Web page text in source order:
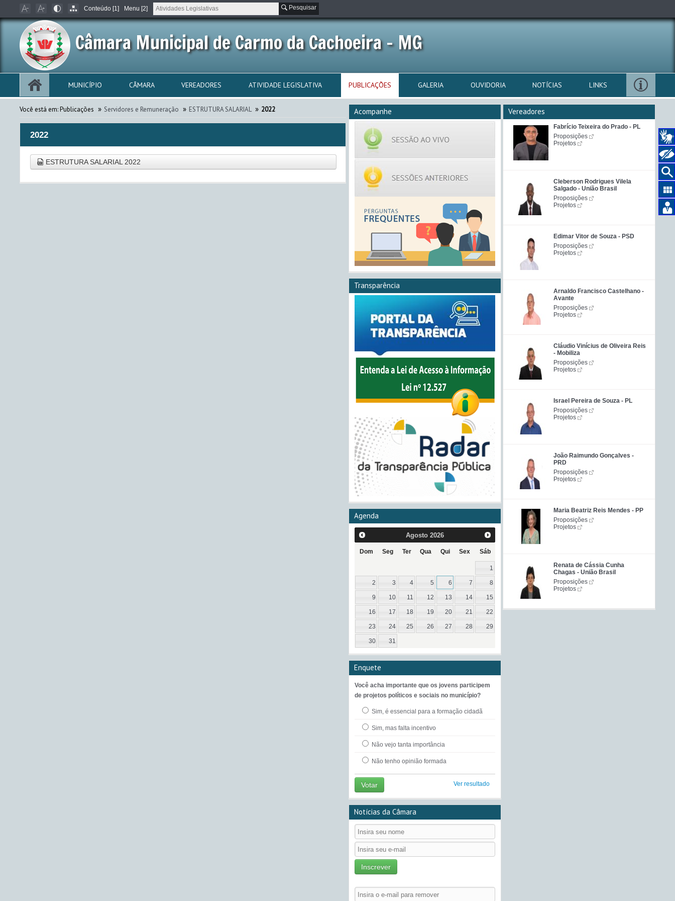
Conteúdo [1] Menu [2] Pesquisar
Câmara Municipal de Carmo da Cachoeira - MG
MUNICÍPIO CÂMARA VEREADORES ATIVIDADE LEGISLATIVA PUBLICAÇÕES GALERIA OUVIDORIA NOTÍCIAS LINKS
Você está em:Publicações » Servidores e Remuneração » ESTRUTURA SALARIAL » 2022
2022
ESTRUTURA SALARIAL 2022
Vereadores
Fabrício Teixeira do Prado - PL
Proposições
Projetos
Cleberson Rodrigues Vilela
Salgado - União Brasil
Proposições
Projetos
Edimar Vitor de Souza - PSD
Proposições
Projetos
Arnaldo Francisco Castelhano -
Avante
Proposições
Projetos
Cláudio Vinícius de Oliveira Reis
- Mobiliza
Proposições
Projetos
Israel Pereira de Souza - PL
Proposições
Projetos
João Raimundo Gonçalves -
PRD
Proposições
Projetos
Maria Beatriz Reis Mendes - PP
Proposições
Projetos
Renata de Cássia Cunha
Chagas - União Brasil
Proposições
Projetos
Acompanhe
Transparência
Agenda
Agosto 2026
Dom Seg Ter Qua Qui Sex Sáb
1
2 3 4 5 6 7 8
9 10 11 12 13 14 15
16 17 18 19 20 21 22
23 24 25 26 27 28 29
30 31
Enquete
Você acha importante que os jovens participem
de projetos políticos e sociais no município?
Sim, é essencial para a formação cidadã
Sim, mas falta incentivo
Não vejo tanta importância
Não tenho opinião formada
Votar Ver resultado
Notícias da Câmara
Inscrever